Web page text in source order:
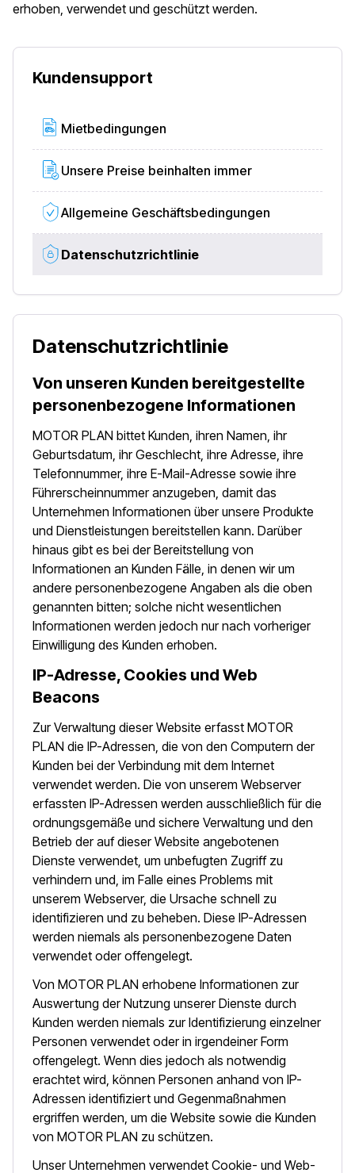
erhoben, verwendet und geschützt werden.
Kundensupport
Mietbedingungen
Unsere Preise beinhalten immer
Allgemeine Geschäftsbedingungen
Datenschutzrichtlinie
Datenschutzrichtlinie
Von unseren Kunden bereitgestellte
personenbezogene Informationen
MOTOR PLAN bittet Kunden, ihren Namen, ihr
Geburtsdatum, ihr Geschlecht, ihre Adresse, ihre
Telefonnummer, ihre E-Mail-Adresse sowie ihre
Führerscheinnummer anzugeben, damit das
Unternehmen Informationen über unsere Produkte
und Dienstleistungen bereitstellen kann. Darüber
hinaus gibt es bei der Bereitstellung von
Informationen an Kunden Fälle, in denen wir um
andere personenbezogene Angaben als die oben
genannten bitten; solche nicht wesentlichen
Informationen werden jedoch nur nach vorheriger
Einwilligung des Kunden erhoben.
IP-Adresse, Cookies und Web
Beacons
Zur Verwaltung dieser Website erfasst MOTOR
PLAN die IP-Adressen, die von den Computern der
Kunden bei der Verbindung mit dem Internet
verwendet werden. Die von unserem Webserver
erfassten IP-Adressen werden ausschließlich für die
ordnungsgemäße und sichere Verwaltung und den
Betrieb der auf dieser Website angebotenen
Dienste verwendet, um unbefugten Zugriff zu
verhindern und, im Falle eines Problems mit
unserem Webserver, die Ursache schnell zu
identifizieren und zu beheben. Diese IP-Adressen
werden niemals als personenbezogene Daten
verwendet oder offengelegt.
Von MOTOR PLAN erhobene Informationen zur
Auswertung der Nutzung unserer Dienste durch
Kunden werden niemals zur Identifizierung einzelner
Personen verwendet oder in irgendeiner Form
offengelegt. Wenn dies jedoch als notwendig
erachtet wird, können Personen anhand von IP-
Adressen identifiziert und Gegenmaßnahmen
ergriffen werden, um die Website sowie die Kunden
von MOTOR PLAN zu schützen.
Unser Unternehmen verwendet Cookie- und Web-